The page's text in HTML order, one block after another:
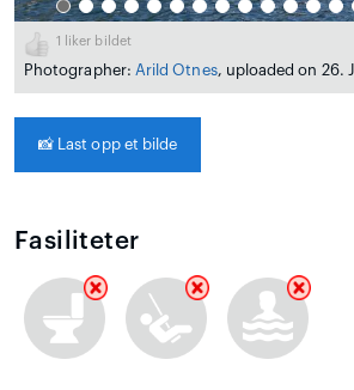
1 liker bildet
Photographer: Arild Otnes, uploaded on 26.
📸 Last opp et bilde
Fasiliteter